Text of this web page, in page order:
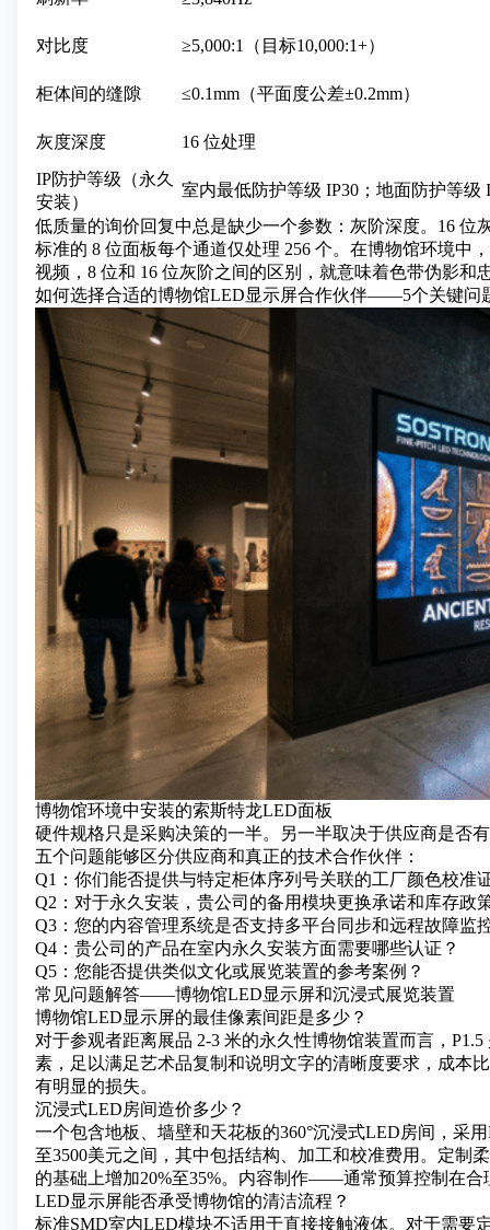
对比度 ≥5,000:1（目标10,000:1+）
柜体间的缝隙 ≤0.1mm（平面度公差±0.2mm）
灰度深度
16 位处理
IP防护等级（永久
安装）
室内最低防护等级 IP30；地面防护等级
低质量的询价回复中总是缺少一个参数：灰阶深度。16 位
标准的 8 位面板每个通道仅处理 256 个。在博物馆环境中
视频，8 位和 16 位灰阶之间的区别，就意味着色带伪影
如何选择合适的博物馆LED显示屏合作伙伴——5个关键问
博物馆环境中安装的索斯特龙LED面板
硬件规格只是采购决策的一半。另一半取决于供应商是否
五个问题能够区分供应商和真正的技术合作伙伴：
Q1：你们能否提供与特定柜体序列号关联的工厂颜色校准
Q2：对于永久安装，贵公司的备用模块更换承诺和库存政
Q3：您的内容管理系统是否支持多平台同步和远程故障监
Q4：贵公司的产品在室内永久安装方面需要哪些认证？
Q5：您能否提供类似文化或展览装置的参考案例？
常见问题解答——博物馆LED显示屏和沉浸式展览装置
博物馆LED显示屏的最佳像素间距是多少？
对于参观者距离展品 2-3 米的永久性博物馆装置而言，
素，足以满足艺术品复制和说明文字的清晰度要求，成本
有明显的损失。
沉浸式LED房间造价多少？
一个包含地板、墙壁和天花板的360°沉浸式LED房间，采
至3500美元之间，其中包括结构、加工和校准费用。定制
的基础上增加20%至35%。内容制作——通常预算控制在
LED显示屏能否承受博物馆的清洁流程？
标准SMD室内LED模块不适用于直接接触液体。对于需要